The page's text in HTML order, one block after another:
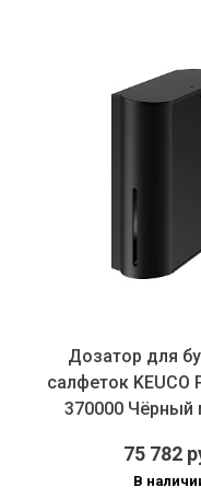
Дозатор для
салфеток KEUCO
370000 Чёрный
75 782
В